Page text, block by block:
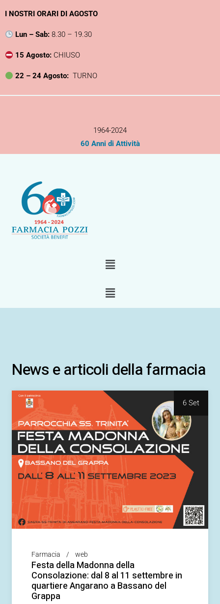
contenuto
I NOSTRI ORARI DI AGOSTO
Lun – Sab: 8.30 – 19.30
15 Agosto: CHIUSO
22 – 24 Agosto: TURNO
1964-2024
60 Anni di Attività
Menu
Menu
News e articoli della farmacia
6 Set
Farmacia web
Festa della Madonna della
Consolazione: dal 8 al 11 settembre in
quartiere Angarano a Bassano del
Grappa